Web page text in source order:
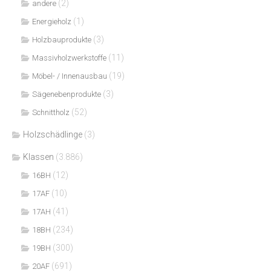
andere (2)
Energieholz (1)
Holzbauprodukte (3)
Massivholzwerkstoffe (11)
Möbel- / Innenausbau (19)
Sägenebenprodukte (3)
Schnittholz (52)
Holzschädlinge (3)
Klassen (3.886)
16BH (12)
17AF (10)
17AH (41)
18BH (234)
19BH (300)
20AF (691)